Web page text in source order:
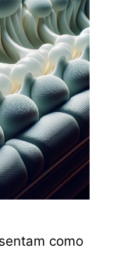
como